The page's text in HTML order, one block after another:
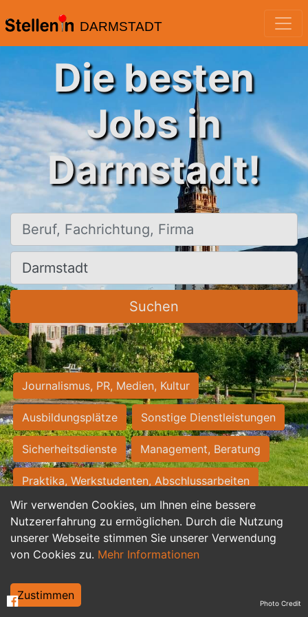
DARMSTADT
Wir verwenden Cookies, um Ihnen eine bessere
Nutzererfahrung zu ermöglichen. Durch die Nutzung
unserer Webseite stimmen Sie unserer Verwendung
von Cookies zu. Mehr Informationen
Zustimmen
Die besten
Jobs in
Darmstadt!
Beruf, Fachrichtung, Firma
Ort, Stadt
Suchen
Journalismus, PR, Medien, Kultur
Ausbildungsplätze Sonstige Dienstleistungen
Sicherheitsdienste Management, Beratung
Praktika, Werkstudenten, Abschlussarbeiten
Personalwesen Assistenz, Sekretariat
Hilfskräfte, Aushilfs- und Nebenjobs
Weiterbildung, Studium, duale Ausbildung Photo Credit